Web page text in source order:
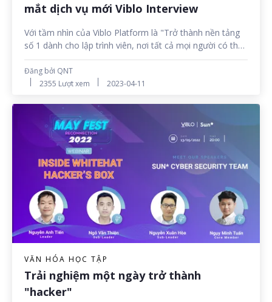
mắt dịch vụ mới Viblo Interview
Với tầm nhìn của Viblo Platform là "Trở thành nền tảng
số 1 dành cho lập trình viên, nơi tất cả mọi người có thể
tự do học tập và chia sẻ kiến thức Công nghệ thông tin,
cũng như thể hiện năng lực Công nghệ thông tin của bản
thân", Viblo Team luôn không ngừng suy nghĩ về những
nhu cầu của các lập trình viên. Mới đây, Viblo Interview -
dịch vụ thứ 8 trong hệ sinh thái Viblo đã chính thức ra
mắt, hứa hẹn sẽ đem đến nhiều trải nghiệm thú vị và
hữu ích cho cộng đồng Công nghệ thông tin tại Việt
Nam.
Đăng bởi QNT
2355 Lượt xem
2023-04-11
VĂN HÓA HỌC TẬP
Trải nghiệm một ngày trở thành
"hacker"